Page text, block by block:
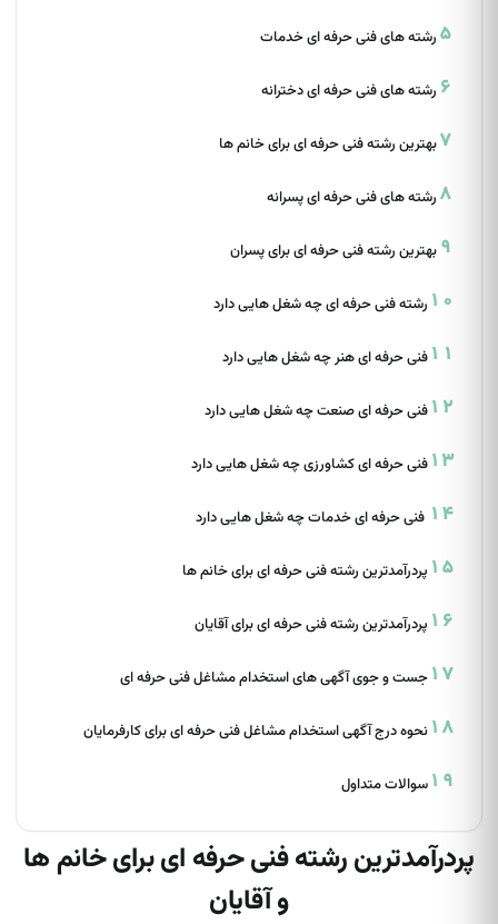
رشته های فنی حرفه ای خدمات
رشته های فنی حرفه ای دخترانه
بهترین رشته فنی حرفه ای برای خانم ها
رشته های فنی حرفه ای پسرانه
بهترین رشته فنی حرفه ای برای پسران
رشته فنی حرفه ای چه شغل هایی دارد
فنی حرفه ای هنر چه شغل هایی دارد
فنی حرفه ای صنعت چه شغل هایی دارد
فنی حرفه ای کشاورزی چه شغل هایی دارد
‌ فنی حرفه ای خدمات چه شغل هایی دارد
پردرآمدترین رشته فنی حرفه ای برای خانم ها
پردرآمدترین رشته فنی حرفه ای برای آقایان
جست و جوی آگهی های استخدام مشاغل فنی حرفه ای
نحوه درج آگهی استخدام مشاغل فنی حرفه ای برای کارفرمایان
سوالات متداول
پردرآمدترین رشته فنی حرفه ای برای خانم ها
و آقایان